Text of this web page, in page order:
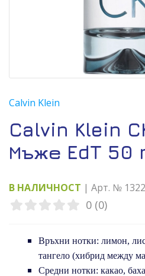
Calvin Klein
Calvin Klein
Мъже EdT 50
В НАЛИЧНОСТ | Арт. №
0 (0)
Връхни нотки: лимон,
тангело (хибрид между
Средни нотки: какао,